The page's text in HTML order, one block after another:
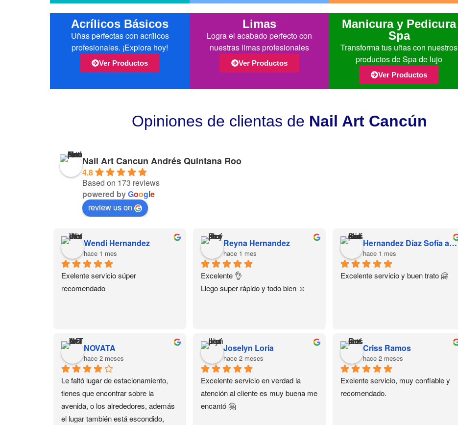
Acrílicos Básicos
Uñas perfectas con acrílicos
profesionales. ¡Explora hoy!
Ver Productos
Limas
Logra el acabado perfecto con
nuestras limas profesionales
Ver Productos
Manicura y Pedicura
Spa
Transforma tus uñas con nuestros
productos de Spa de lujo
Ver Productos
Opiniones de clientas de Nail Art Cancún
Nail Art Cancun Andrés Quintana Roo
4.8
Based on 173 reviews
powered byGoogle
review us on
Wendi Hernandez
hace 1 mes
Exelente servicio súper
recomendado
Reyna Hernandez
hace 1 mes
Excelente 👌
Llego super rápido y todo bien ☺️
Hernandez Díaz Sofía alessandra
hace 1 mes
Excelente servicio y buen trato 🤗
NOVATA
hace 2 meses
Le faltó lugar de estacionamiento,
tienes que encontrar sobre la
avenida, o los alrededores, además
el lugar también está escondido,
Joselyn Loria
hace 2 meses
Excelente servicio en verdad la
atención al cliente es muy buena me
encantó 🤗
Criss Ramos
hace 2 meses
Exelente servicio, muy confiable y
recomendado.